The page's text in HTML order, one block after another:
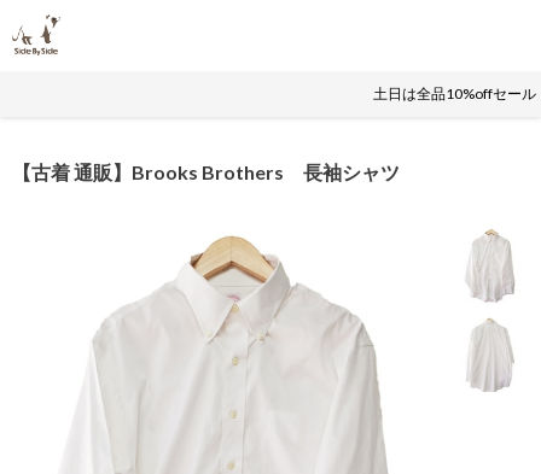
土日は全品10%offセー
【古着 通販】Brooks Brothers 長袖シャツ